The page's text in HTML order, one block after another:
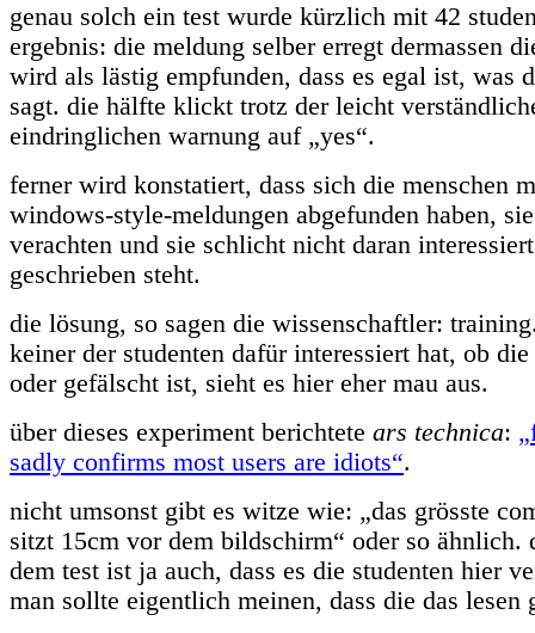
genau solch ein test wurde kürzlich mit 42
ergebnis: die meldung selber erregt dermassen
wird als lästig empfunden, dass es egal ist, was
sagt. die hälfte klickt trotz der leicht
eindringlichen warnung auf „yes“.
ferner wird konstatiert, dass sich die menschen
windows-style-meldungen abgefunden haben,
verachten und sie schlicht nicht daran
geschrieben steht.
die lösung, so sagen die wissenschaftler:
keiner der studenten dafür interessiert hat, ob
oder gefälscht ist, sieht es hier eher mau aus.
über dieses experiment berichtete ars technica:
sadly confirms most users are idiots“.
nicht umsonst gibt es witze wie: „das grösste
sitzt 15cm vor dem bildschirm“ oder so ähnlich.
dem test ist ja auch, dass es die studenten hier
man sollte eigentlich meinen, dass die das lesen